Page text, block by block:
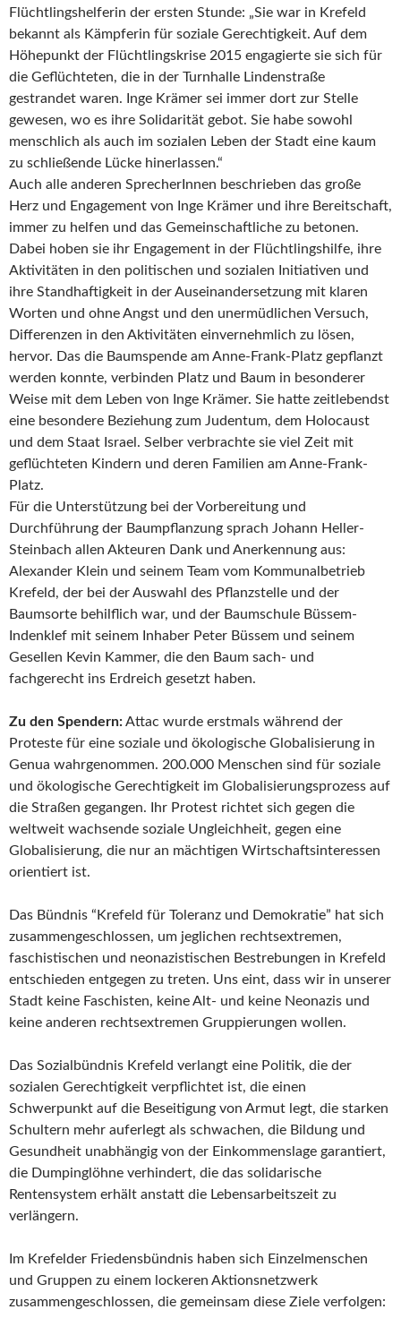
Flüchtlingshelferin der ersten Stunde: „Sie war in Krefeld
bekannt als Kämpferin für soziale Gerechtigkeit. Auf dem
Höhepunkt der Flüchtlingskrise 2015 engagierte sie sich für
die Geflüchteten, die in der Turnhalle Lindenstraße
gestrandet waren. Inge Krämer sei immer dort zur Stelle
gewesen, wo es ihre Solidarität gebot. Sie habe sowohl
menschlich als auch im sozialen Leben der Stadt eine kaum
zu schließende Lücke hinerlassen.“
Auch alle anderen SprecherInnen beschrieben das große
Herz und Engagement von Inge Krämer und ihre Bereitschaft,
immer zu helfen und das Gemeinschaftliche zu betonen.
Dabei hoben sie ihr Engagement in der Flüchtlingshilfe, ihre
Aktivitäten in den politischen und sozialen Initiativen und
ihre Standhaftigkeit in der Auseinandersetzung mit klaren
Worten und ohne Angst und den unermüdlichen Versuch,
Differenzen in den Aktivitäten einvernehmlich zu lösen,
hervor. Das die Baumspende am Anne-Frank-Platz gepflanzt
werden konnte, verbinden Platz und Baum in besonderer
Weise mit dem Leben von Inge Krämer. Sie hatte zeitlebendst
eine besondere Beziehung zum Judentum, dem Holocaust
und dem Staat Israel. Selber verbrachte sie viel Zeit mit
geflüchteten Kindern und deren Familien am Anne-Frank-
Platz.
Für die Unterstützung bei der Vorbereitung und
Durchführung der Baumpflanzung sprach Johann Heller-
Steinbach allen Akteuren Dank und Anerkennung aus:
Alexander Klein und seinem Team vom Kommunalbetrieb
Krefeld, der bei der Auswahl des Pflanzstelle und der
Baumsorte behilflich war, und der Baumschule Büssem-
Indenklef mit seinem Inhaber Peter Büssem und seinem
Gesellen Kevin Kammer, die den Baum sach- und
fachgerecht ins Erdreich gesetzt haben.
Zu den Spendern:Attac wurde erstmals während der
Proteste für eine soziale und ökologische Globalisierung in
Genua wahrgenommen. 200.000 Menschen sind für soziale
und ökologische Gerechtigkeit im Globalisierungsprozess auf
die Straßen gegangen. Ihr Protest richtet sich gegen die
weltweit wachsende soziale Ungleichheit, gegen eine
Globalisierung, die nur an mächtigen Wirtschaftsinteressen
orientiert ist.
Das Bündnis “Krefeld für Toleranz und Demokratie” hat sich
zusammengeschlossen, um jeglichen rechtsextremen,
faschistischen und neonazistischen Bestrebungen in Krefeld
entschieden entgegen zu treten. Uns eint, dass wir in unserer
Stadt keine Faschisten, keine Alt- und keine Neonazis und
keine anderen rechtsextremen Gruppierungen wollen.
Das Sozialbündnis Krefeld verlangt eine Politik, die der
sozialen Gerechtigkeit verpflichtet ist, die einen
Schwerpunkt auf die Beseitigung von Armut legt, die starken
Schultern mehr auferlegt als schwachen, die Bildung und
Gesundheit unabhängig von der Einkommenslage garantiert,
die Dumpinglöhne verhindert, die das solidarische
Rentensystem erhält anstatt die Lebensarbeitszeit zu
verlängern.
Im Krefelder Friedensbündnis haben sich Einzelmenschen
und Gruppen zu einem lockeren Aktionsnetzwerk
zusammengeschlossen, die gemeinsam diese Ziele verfolgen: